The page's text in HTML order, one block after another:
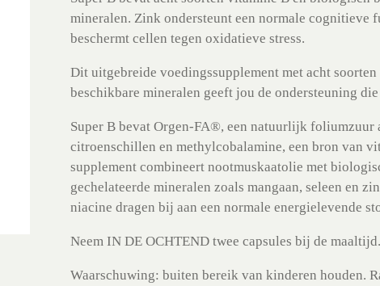
mineralen. Zink ondersteunt een normale cognitieve
beschermt cellen tegen oxidatieve stress.
Dit uitgebreide voedingssupplement met acht
beschikbare mineralen geeft jou de ondersteuning
Super B bevat Orgen-FA®, een natuurlijk foliumzuur
citroenschillen en methylcobalamine, een bron van
supplement combineert nootmuskaatolie met
gechelateerde mineralen zoals mangaan, seleen en
niacine dragen bij aan een normale energielevende
Neem IN DE OCHTEND twee capsules bij de maaltijd.
Waarschuwing: buiten bereik van kinderen houden.